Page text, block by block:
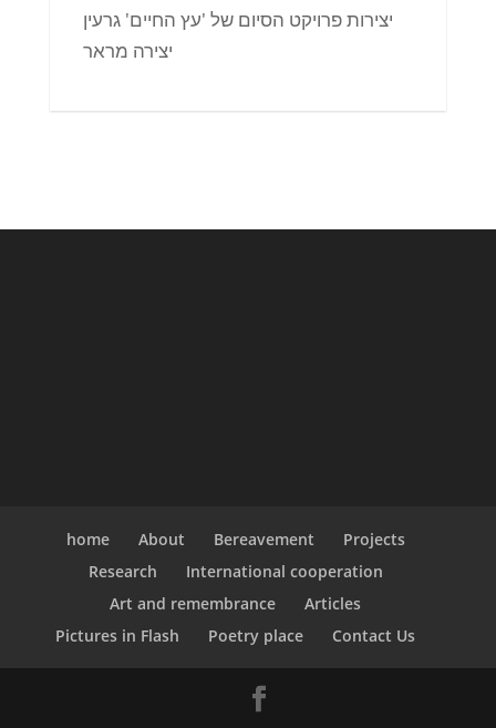
יצירות פרויקט הסיום של 'עץ החיים' גרעין
יצירה מראר
home About Bereavement
Projects
Research
International cooperation
Art and remembrance
Articles
Pictures in Flash
Poetry place Contact Us